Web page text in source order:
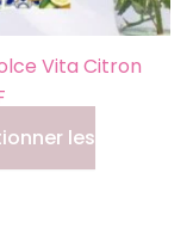
Vita Citron
les